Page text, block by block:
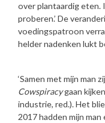
over plantaardig eten.
proberen.’ De
voedingspatroon
helder nadenken lukt
‘Samen met mijn man
Cowspiracygaan
industrie, red.). Het
2017 hadden mijn